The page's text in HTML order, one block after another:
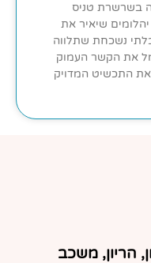
בשרשרת טניס
שיאיר את
נשכחת שתלווה
את הקשר העמוק
את התכשיט המדויק
הריון, משכב